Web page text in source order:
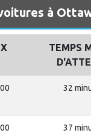
à
TEMPS
32
37